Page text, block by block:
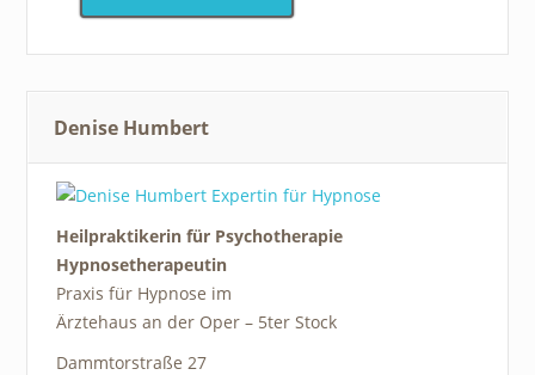
Denise Humbert
Heilpraktikerin für Psychotherapie
Hypnosetherapeutin
Praxis für Hypnose im
Ärztehaus an der Oper – 5ter Stock
Dammtorstraße 27